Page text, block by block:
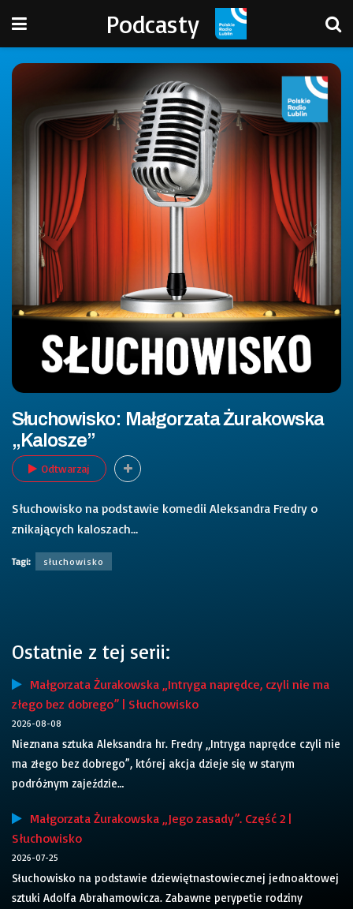
Podcasty
Słuchowisko: Małgorzata Żurakowska
„Kalosze”
Odtwarzaj
Słuchowisko na podstawie komedii Aleksandra Fredry o
znikających kaloszach…
Tagi: słuchowisko
Ostatnie z tej serii:
Małgorzata Żurakowska „Intryga naprędce, czyli nie ma
złego bez dobrego” | Słuchowisko
2026-08-08
Nieznana sztuka Aleksandra hr. Fredry „Intryga naprędce czyli nie
ma złego bez dobrego”, której akcja dzieje się w starym
podróżnym zajeździe…
Małgorzata Żurakowska „Jego zasady”. Część 2 |
Słuchowisko
2026-07-25
Słuchowisko na podstawie dziewiętnastowiecznej jednoaktowej
sztuki Adolfa Abrahamowicza. Zabawne perypetie rodziny